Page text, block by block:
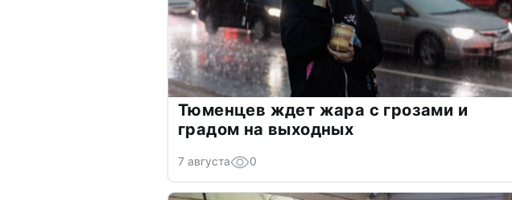
Тюменцев ждет жара с грозами и
градом на выходных
7 августа 0